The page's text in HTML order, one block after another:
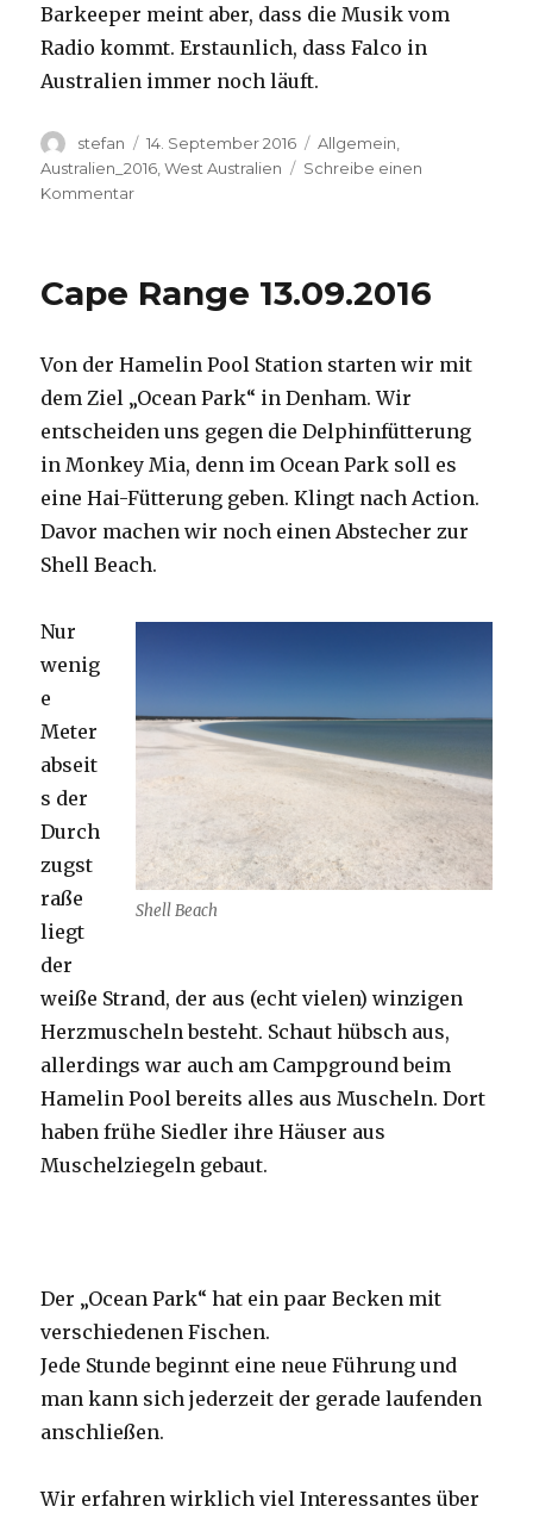
Barkeeper meint aber, dass die Musik vom
Radio kommt. Erstaunlich, dass Falco in
Australien immer noch läuft.
Autor
stefan
Veröffentlicht
am
14. September 2016 Kategorien
Allgemein
Australien_2016 ,West Australien
Schreibe einen
Kommentarzu
Cape Range 13.09.2016
Von der Hamelin Pool Station starten wir mit
dem Ziel „Ocean Park“ in Denham. Wir
entscheiden uns gegen die Delphinfütterung
in Monkey Mia, denn im Ocean Park soll es
eine Hai-Fütterung geben. Klingt nach Action.
Davor machen wir noch einen Abstecher zur
Shell Beach.
Shell Beach
Nur
wenig
e
Meter
abseit
s der
Durch
zugst
raße
liegt
der
weiße Strand, der aus (echt vielen) winzigen
Herzmuscheln besteht. Schaut hübsch aus,
allerdings war auch am Campground beim
Hamelin Pool bereits alles aus Muscheln. Dort
haben frühe Siedler ihre Häuser aus
Muschelziegeln gebaut.
Der „Ocean Park“ hat ein paar Becken mit
verschiedenen Fischen.
Jede Stunde beginnt eine neue Führung und
man kann sich jederzeit der gerade laufenden
anschließen.
Wir erfahren wirklich viel Interessantes über